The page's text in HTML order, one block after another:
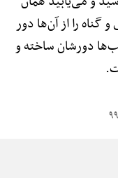
گناه را از آن‌ها دور
دورشان ساخته و